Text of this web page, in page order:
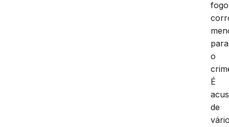
fogo
para
o
É
de